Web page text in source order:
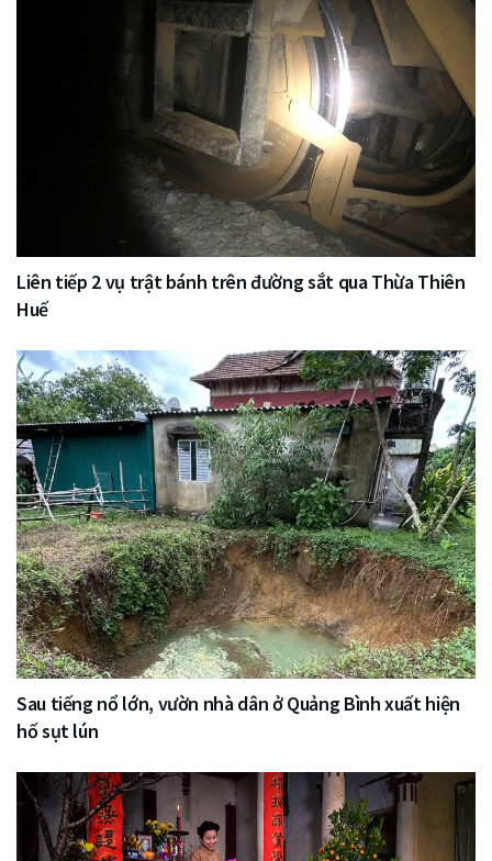
Liên tiếp 2 vụ trật bánh trên đường sắt qua Thừa Thiên
Huế
Sau tiếng nổ lớn, vườn nhà dân ở Quảng Bình xuất hiện
hố sụt lún